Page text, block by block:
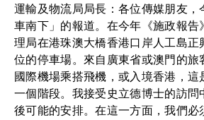
運輸及物流局局長：各位傳媒朋友，
車南下」的報道。在今年《施政報告
理局在港珠澳大橋香港口岸人工島正
位的停車場。來自廣東省或澳門的旅
國際機場乘搭飛機，或入境香港，這
一個階段。我接受史立德博士的訪問
後可能的安排。在這一方面，我們必